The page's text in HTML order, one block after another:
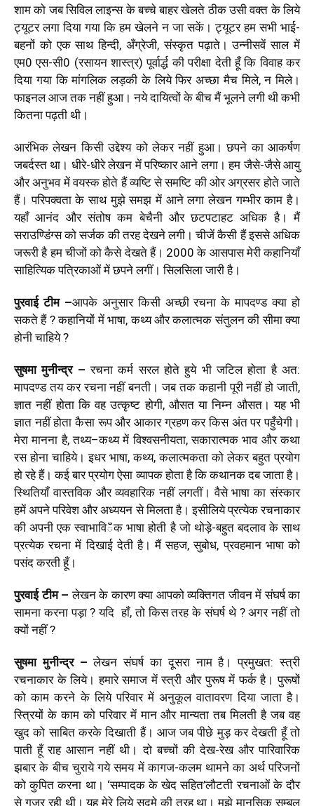
शाम को जब सिविल लाइन्‍स के बच्‍चे बाहर खेलते ठीक उसी वक्‍त के लिये
ट्यूटर लगा दिया गया कि हम खेलने न जा सकें। ट्यूटर हम सभी भाई-
बहनों को एक साथ हिन्‍दी, अँग्रेजी, संस्‍कृत पढ़ाते। उन्‍नीसवें साल में
एम0 एस-सी0 (रसायन शास्‍त्र) पूर्वार्द्ध की परीक्षा देती हूँ कि विवाह कर
दिया गया कि मांगलिक लड़की के लिये फिर अच्‍छा मैच मिले, न मिले।
फाइनल आज तक नहीं हुआ। नये दायित्‍वों के बीच मैं भूलने लगी थी कभी
कितना पढ़ती थी।
आरंभिक लेखन किसी उद्देश्‍य को लेकर नहीं हुआ। छपने का आकर्षण
जबर्दस्‍त था। धीरे-धीरे लेखन में परिष्‍कार आने लगा। हम जैसे-जैसे आयु
और अनुभव में वयस्‍क होते हैं व्‍यष्टि से समष्टि की ओर अग्रसर होते जाते
हैं। परिपक्‍वता के साथ मुझे समझ में आने लगा लेखन गम्‍भीर काम है।
यहॉं आनंद और संतोष कम बेचैनी और छटपटाहट अधिक है। मैं
सराउण्डिंग्‍स को सर्जक की तरह देखने लगी। चीजें कैसी हैं इससे अधिक
जरूरी है हम चीजों को कैसे देखते हैं। 2000 के आसपास मेरी कहानियॉं
साहित्यिक पत्रिकाओं में छपने लगीं। सिलसिला जारी है।
पुरवाई टीम –आपके अनुसार किसी अच्‍छी रचना के मापदण्‍ड क्‍या हो
सकते हैं ? कहानियों में भाषा, कथ्‍य और कलात्‍मक संतुलन की सीमा क्‍या
होनी चाहिये ?
सुषमा मुनीन्‍द्र –रचना कर्म सरल होते हुये भी जटिल होता है अत:
मापदण्‍ड तय कर रचना नहीं बनती। जब तक कहानी पूरी नहीं हो जाती,
ज्ञात नहीं होता कि वह उत्‍कृष्‍ट होगी, औसत या निम्‍न औसत। यह भी
ज्ञात नहीं होता कैसा रूप और आकार ग्रहण कर किस अंत पर पहुँचेगी।
मेरा मानना है, तथ्‍य–कथ्‍य में विश्‍वसनीयता, सकारात्‍मक भाव और कथा
रस होना चाहिये। इधर भाषा, कथ्‍य, कलात्‍मकता को लेकर बहुत प्रयोग
हो रहे हैं। कई बार प्रयोग ऐसा व्‍यापक होता है कि कथानक दब जाता है।
स्थितियॉं वास्‍तविक और व्‍यवहारिक नहीं लगतीं। वैसे भाषा का संस्‍कार
हमें अपने परिवेश और अध्‍ययन से मिलता है। इसीलिये प्रत्‍येक‍ रचनाकार
की अपनी एक स्‍वाभाविఀक भाषा होती है जो थोड़े-बहुत बदलाव के साथ
प्रत्‍येक रचना में दिखाई देती है। मैं सहज, सुबोध, प्रवहमान भाषा को
पसंद करती हूँ।
पुरवाई टीम –लेखन के कारण क्या आपको व्‍यक्तिगत जीवन में संघर्ष का
सामना करना पड़ा ? यदि हॉं, तो किस तरह के संघर्ष थे ? अगर नहीं तो
क्‍यों नहीं ?
सुषमा मुनीन्‍द्र –लेखन संघर्ष का दूसरा नाम है। प्रमुखत: स्‍त्री
रचनाकार के लिये। हमारे समाज में स्‍त्री और पुरूष में फर्क है। पुरूषों
को काम करने के लिये परिवार में अनुकूल वातावरण दिया जाता है।
स्त्रियों के काम को परिवार में मान और मान्‍यता तब मिलती है जब वह
खुद को साबित करके दिखाती हैं। आज जब पीछे मुड़ कर देखती हूँ तो
पाती हूँ राह आसान नहीं थी। दो बच्‍चों की देख-रेख और पारिवारिक
झबार के बीच चुराये गये समय में कागज-कलम थामने का अर्थ परिजनों
को कुपित करना था। ‘सम्‍पादक के खेद सहित’लौटती रचनाओं के दौर
से गुजर रही थी। यह मेरे लिये सदमे की तरह था। मुझे मानसिक सम्‍बल